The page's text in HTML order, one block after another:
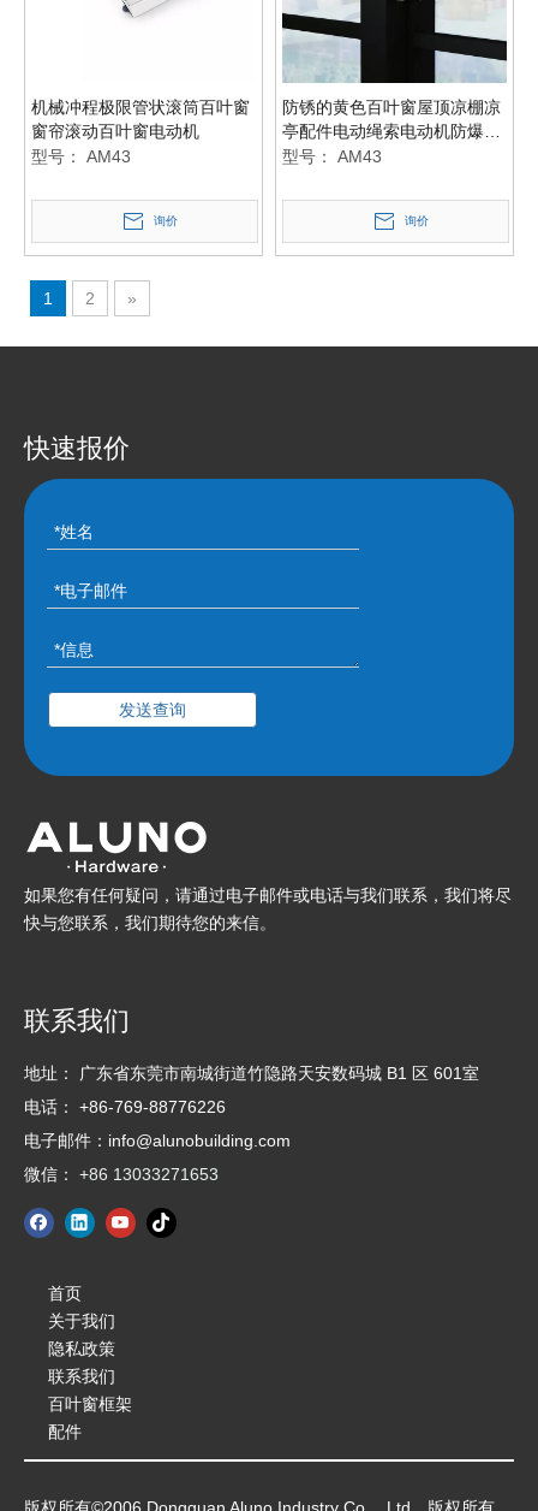
机械冲程极限管状滚筒百叶窗
窗帘滚动百叶窗电动机
型号：
AM43
询价
防锈的黄色百叶窗屋顶凉棚凉
亭配件电动绳索电动机防爆炸
电动机
型号： AM43
询价
1 2 »
快速报价
发送查询
如果您有任何疑问，请通过电子邮件或电话与我们联系，我们将尽
快与您联系，我们期待您的来信。
联系我们
地址：
广东省东莞市南城街道竹隐路天安数码城 B1 区 601室
电话： +86-769-88776226
电子邮件：info@alunobuilding.com
微信： +86 13033271653
首页
关于我们
隐私政策
联系我们
百叶窗框架
配件